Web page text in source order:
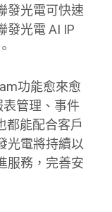
發光電可快速
發光電 AI IP
功能愈來愈
表管理、事件
都能配合客戶
光電將持續以
服務，完善安